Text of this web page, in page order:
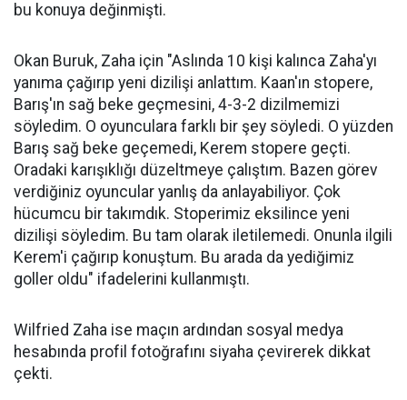
bu konuya değinmişti.
Okan Buruk, Zaha için "Aslında 10 kişi kalınca Zaha'yı
yanıma çağırıp yeni dizilişi anlattım. Kaan'ın stopere,
Barış'ın sağ beke geçmesini, 4-3-2 dizilmemizi
söyledim. O oyunculara farklı bir şey söyledi. O yüzden
Barış sağ beke geçemedi, Kerem stopere geçti.
Oradaki karışıklığı düzeltmeye çalıştım. Bazen görev
verdiğiniz oyuncular yanlış da anlayabiliyor. Çok
hücumcu bir takımdık. Stoperimiz eksilince yeni
dizilişi söyledim. Bu tam olarak iletilemedi. Onunla ilgili
Kerem'i çağırıp konuştum. Bu arada da yediğimiz
goller oldu" ifadelerini kullanmıştı.
Wilfried Zaha ise maçın ardından sosyal medya
hesabında profil fotoğrafını siyaha çevirerek dikkat
çekti.